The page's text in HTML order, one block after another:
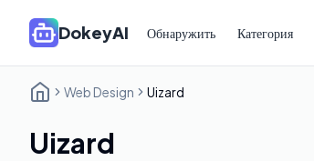
DokeyAI Обнаружить Категория
Web Design Uizard
Uizard